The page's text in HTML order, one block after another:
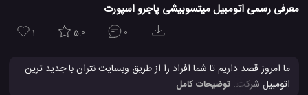
معرفی رسمی اتومبیل میتسوبیشی پاجرو اسپورت
1 5.0 0
ما امروز قصد داریم تا شما افراد را از طریق وبسایت نتران با جدید ترین
اتومبیل شرکت میتسوبیشی،آشنا کنیم. این اتومبیل جدید ترین اتومبیل
... توضیحات کامل